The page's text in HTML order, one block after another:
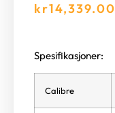
kr14,339.00
Spesifikasjoner:
Calibre